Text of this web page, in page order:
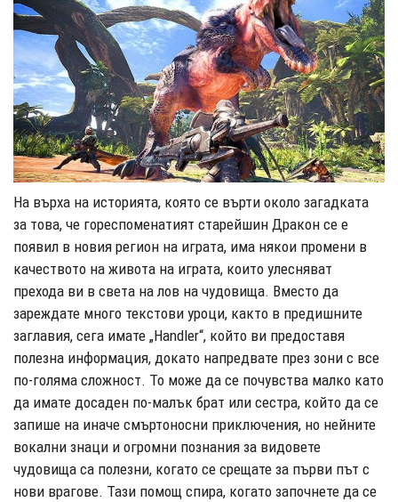
На върха на историята, която се върти около загадката
за това, че гореспоменатият старейшин Дракон се е
появил в новия регион на играта, има някои промени в
качеството на живота на играта, които улесняват
прехода ви в света на лов на чудовища. Вместо да
зареждате много текстови уроци, както в предишните
заглавия, сега имате „Handler“, който ви предоставя
полезна информация, докато напредвате през зони с все
по-голяма сложност. То може да се почувства малко като
да имате досаден по-малък брат или сестра, който да се
запише на иначе смъртоносни приключения, но нейните
вокални знаци и огромни познания за видовете
чудовища са полезни, когато се срещате за първи път с
нови врагове. Тази помощ спира, когато започнете да се